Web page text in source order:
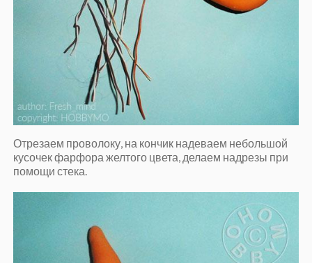
Отрезаем проволоку, на кончик надеваем небольшой
кусочек фарфора желтого цвета, делаем надрезы при
помощи стека.